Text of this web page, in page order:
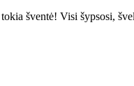
šventė! Visi šypsosi,